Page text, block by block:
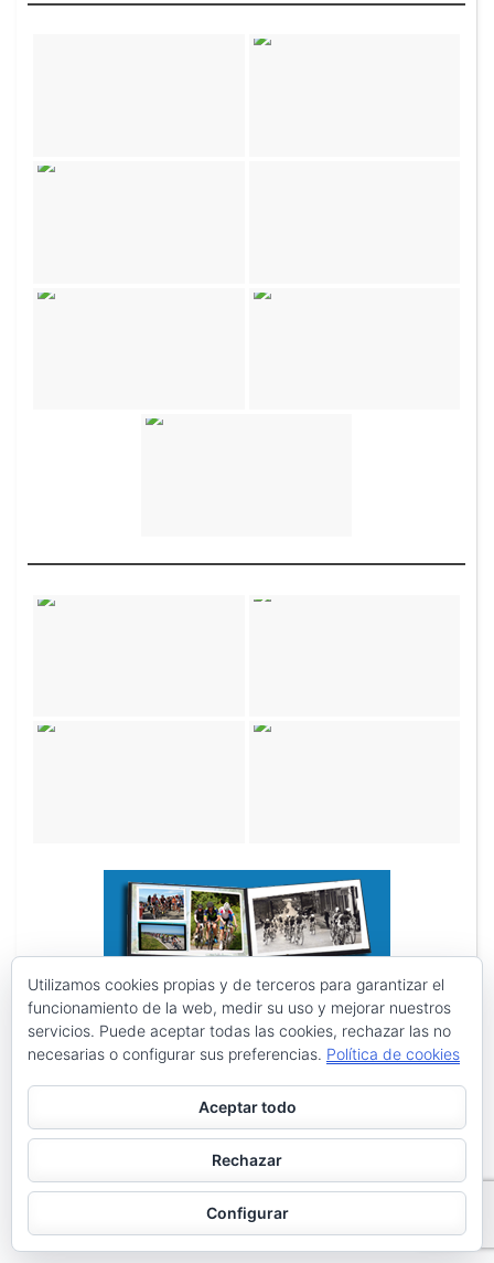
Utilizamos cookies propias y de terceros para garantizar el
funcionamiento de la web, medir su uso y mejorar nuestros
servicios. Puede aceptar todas las cookies, rechazar las no
necesarias o configurar sus preferencias. Política de cookies
Aceptar todo
Rechazar
Configurar